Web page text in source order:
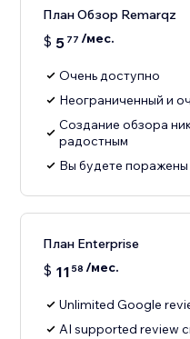
План Обзор Remarqz
$ 5 77 /мес.
Очень доступно
Неограниченный и
Создание обзора
радостным
Вы будете поражены
План Enterprise
$ 11 58 /мес.
Unlimited Google
AI supported review